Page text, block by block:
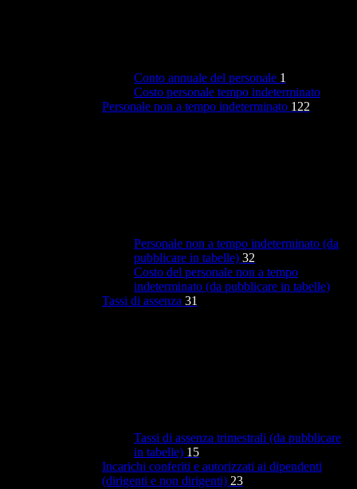
Conto annuale del personale 1
Costo personale tempo indeterminato
Personale non a tempo indeterminato 122
Personale non a tempo indeterminato (da
pubblicare in tabelle) 32
Costo del personale non a tempo
indeterminato (da pubblicare in tabelle)
Tassi di assenza 31
Tassi di assenza trimestrali (da pubblicare
in tabelle) 15
Incarichi conferiti e autorizzati ai dipendenti
(dirigenti e non dirigenti) 23